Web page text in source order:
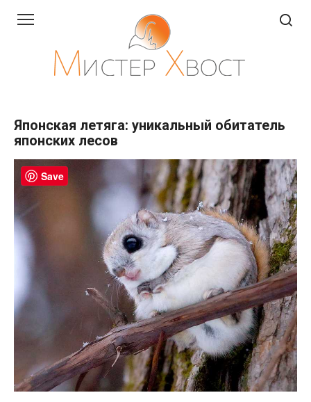
Японская летяга: уникальный обитатель
японских лесов
Save